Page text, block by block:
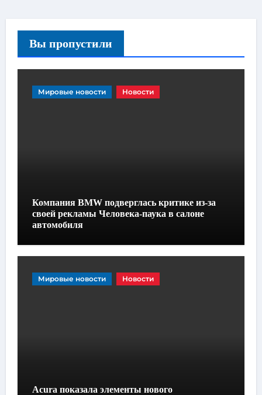
Вы пропустили
Мировые новости Новости
Компания BMW подверглась критике из-за
своей рекламы Человека-паука в салоне
автомобиля
Мировые новости Новости
Acura показала элементы нового